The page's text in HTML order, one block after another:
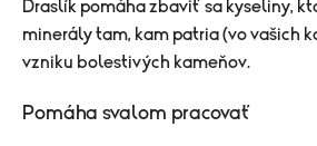
Draslík pomáha zbaviť sa kyseliny,
minerály tam, kam patria (vo vašich
vzniku bolestivých kameňov.
Pomáha svalom pracovať